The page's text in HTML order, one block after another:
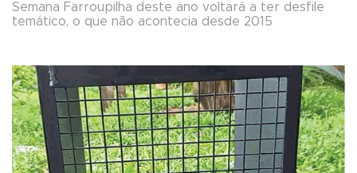
Semana Farroupilha deste ano voltará a ter desfile
temático, o que não acontecia desde 2015